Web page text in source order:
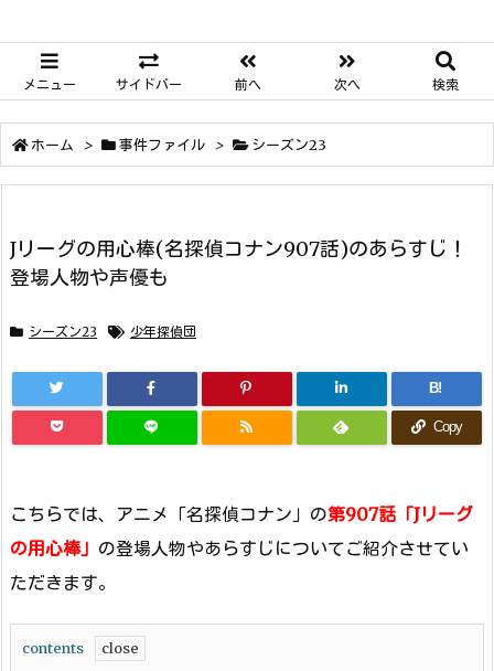
メニュー サイドバー 前へ 次へ 検索
ホーム > 事件ファイル > シーズン23
Jリーグの用心棒(名探偵コナン907話)のあらすじ！
登場人物や声優も
シーズン23 少年探偵団
B!
Copy
こちらでは、アニメ「名探偵コナン」の第907話「Jリーグ
の用心棒」 の登場人物やあらすじについてご紹介させてい
ただきます。
contents